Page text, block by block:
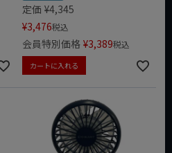
定価 ¥4,345
¥3,476税込
会員特別価格 ¥3,389税込
カートに入れる